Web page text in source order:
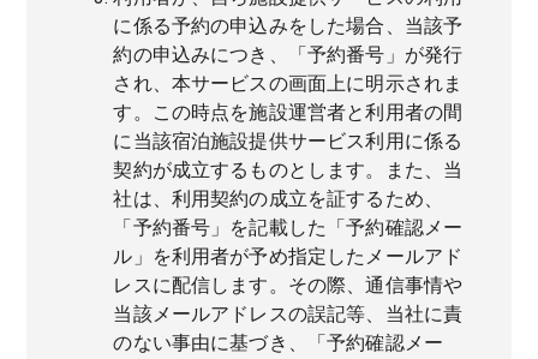
に係る予約の申込みをした場合、当該予
約の申込みにつき、「予約番号」が発行
され、本サービスの画面上に明示されま
す。この時点を施設運営者と利用者の間
に当該宿泊施設提供サービス利用に係る
契約が成立するものとします。また、当
社は、利用契約の成立を証するため、
「予約番号」を記載した「予約確認メー
ル」を利用者が予め指定したメールアド
レスに配信します。その際、通信事情や
当該メールアドレスの誤記等、当社に責
のない事由に基づき、「予約確認メー